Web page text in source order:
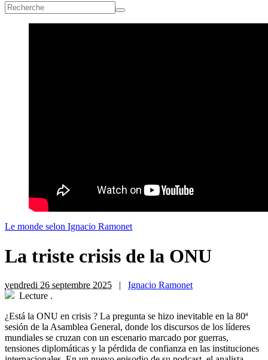
Le monde selon Ignacio Ramonet
La triste crisis de la ONU
vendredi 26 septembre 2025 | Ignacio Ramonet
Lecture .
¿Está la ONU en crisis ? La pregunta se hizo inevitable en la 80ª
sesión de la Asamblea General, donde los discursos de los líderes
mundiales se cruzan con un escenario marcado por guerras,
tensiones diplomáticas y la pérdida de confianza en las instituciones